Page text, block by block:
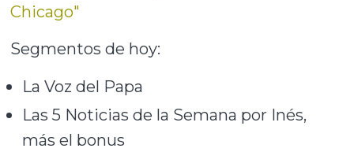
Chicago"
Segmentos de hoy:
La Voz del Papa
Las 5 Noticias de la Semana por Inés,
más el bonus